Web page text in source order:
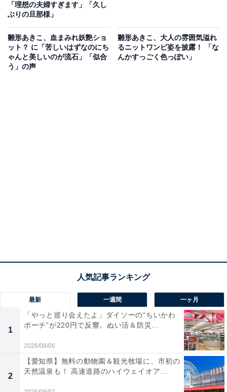
「理想の夫婦すぎます」「久し
ぶりの旦那様」
雛形あきこ、血まみれ妖艶ショ
ット？ に「苦しいはずなのにち
ゃんと美しいのが流石」「似合
う」の声
雛形あきこ、大人の雰囲気溢れ
るニットワンピ姿を披露！ 「な
んかすっごく色っぽい」
最新 一週間 一ヶ月
1
「やっと巡り会えたよ」ダイソーの“ちいかわ
ポーチ”が220円で反響。ぬい活＆防災...
2026/08/06
2
【愛知県】無料の動物園＆観光牧場に、市初の
天然温泉も！ 高速道路のハイウェイオア...